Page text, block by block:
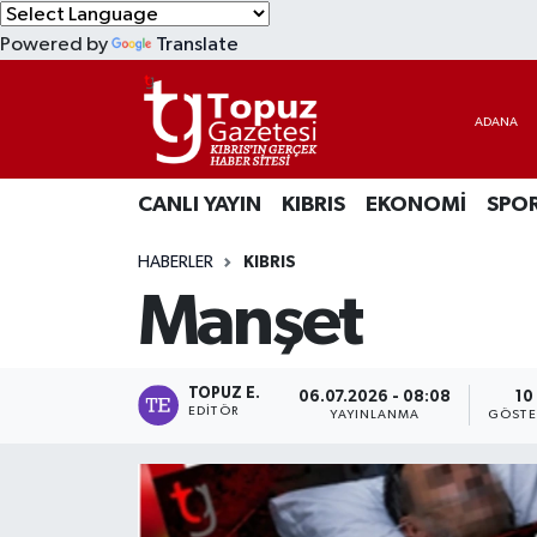
Powered by Translate
CANLI YAYIN KIBRIS EKONOMİ
HABERLER KIBRIS
Manşet
TOPUZ E.
EDITÖR
06.07.2026 - 08:08
YAYINLANMA
10
EKONOMİ
MAGAZİN
TÜRKİYE
Lefkoşa Nöbetçi Eczaneler
Lefkoşa Hava Durumu
Lefkoşa Trafik Yoğunluk Haritası
Süper Lig Puan Durumu ve Fikstür
Tüm Manşetler
Son Dakika Haberleri